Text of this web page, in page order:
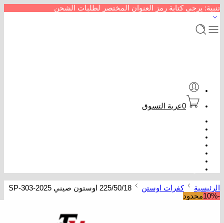
تنبية: يرجى كتابة رمز العنوان المختصر لطلبات الشحن
0عربة التسوق
الرئيسية كفرات اوستن
225/50/18 اوستون صيني SP-303-2025
-10%
محدود